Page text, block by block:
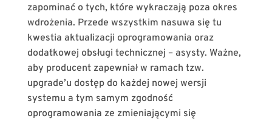
zapominać o tych, które wykraczają poza okres
wdrożenia. Przede wszystkim nasuwa się tu
kwestia aktualizacji oprogramowania oraz
dodatkowej obsługi technicznej – asysty. Ważne,
aby producent zapewniał w ramach tzw.
upgrade’u dostęp do każdej nowej wersji
systemu a tym samym zgodność
oprogramowania ze zmieniającymi się